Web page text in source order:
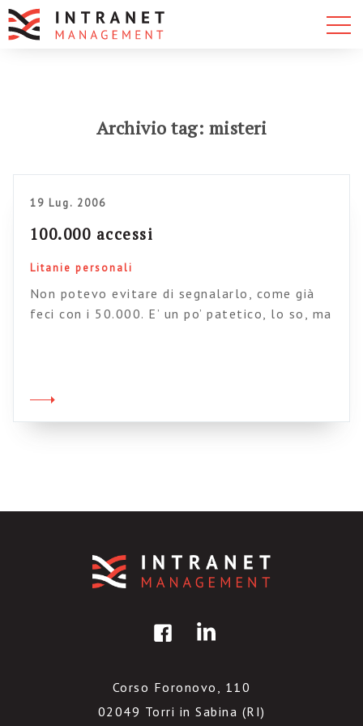
Archivio tag: misteri
19 Lug. 2006
100.000 accessi
Litanie personali
Non potevo evitare di segnalarlo, come già
feci con i 50.000. E’ un po’ patetico, lo so, ma
bellissima giornata e io sono felice.
Corso Foronovo, 110
02049 Torri in Sabina (RI)